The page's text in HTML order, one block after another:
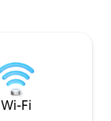
Wi-Fi